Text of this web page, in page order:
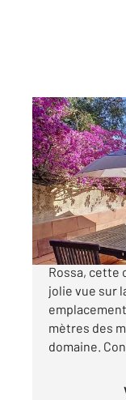
LECCI 201
66,38 m2, 4
Ref : 784
Maison à
Située dans
Rossa, cette
jolie vue sur
mètres des
domaine.